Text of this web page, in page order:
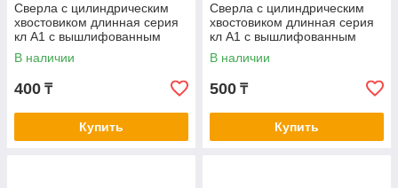
Сверла с цилиндрическим
хвостовиком длинная серия
кл А1 с вышлифованным
профилем нитрид/тит 0,5-2,1
В наличии
400 ₸
Купить
Сверла с цилиндрическим
хвостовиком длинная серия
кл А1 с вышлифованным
профилем нитрид/тит 2,2-2,6
В наличии
500 ₸
Купить